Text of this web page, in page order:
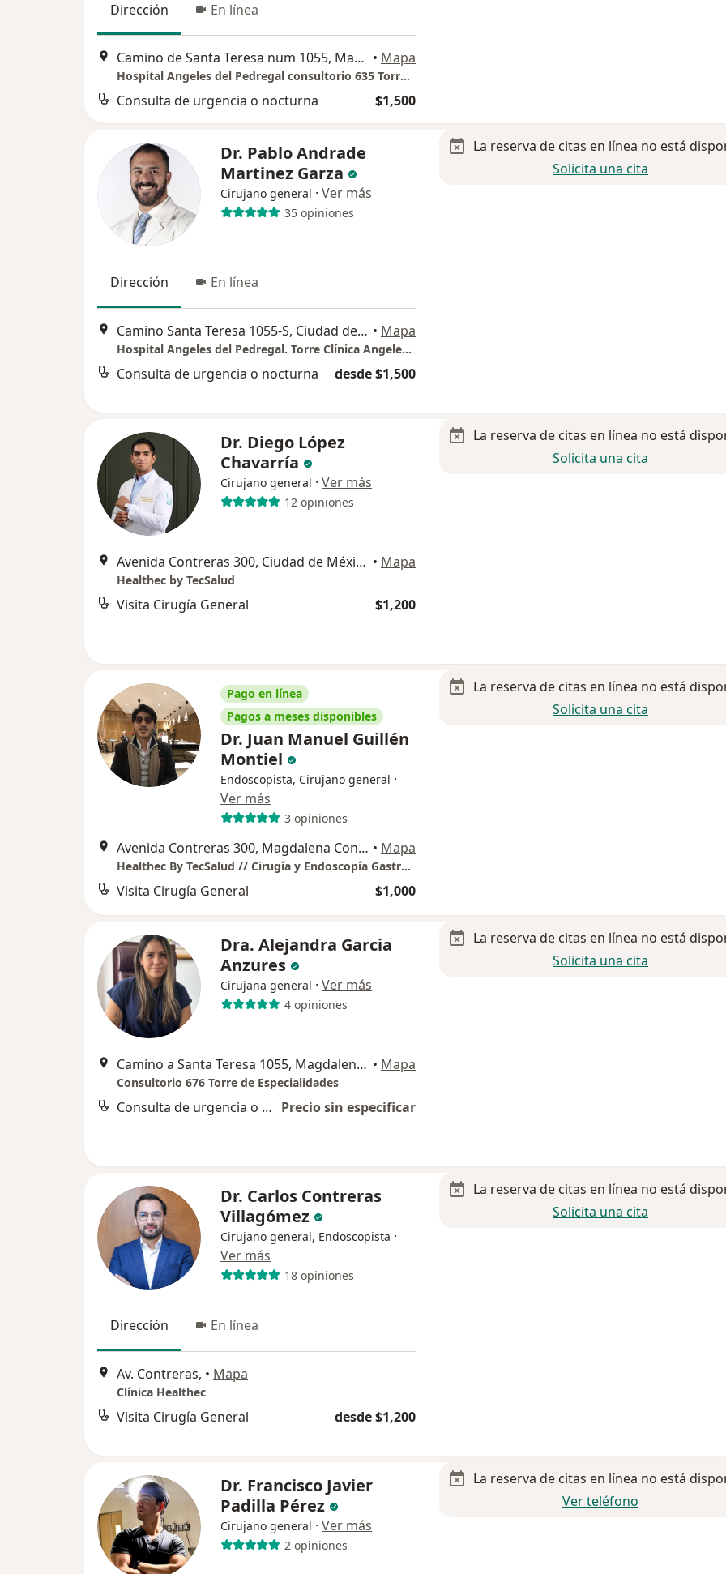
Dirección En línea
Camino de Santa Teresa num 1055, Magdalena Contreras • Mapa
Hospital Angeles del Pedregal consultorio 635 Torre Angeles.
Consulta de urgencia o nocturna $1,500
Dr. Pablo Andrade
Martinez Garza
Cirujano general · Ver más
35 opiniones
Dirección En línea
Camino Santa Teresa 1055-S, Ciudad de México • Mapa
Hospital Angeles del Pedregal. Torre Clínica Angeles , Consultorio 1086-A
Consulta de urgencia o nocturna desde $1,500
La reserva de citas en línea no está
Solicita una cita
Dr. Diego López
Chavarría
Cirujano general · Ver más
12 opiniones
Avenida Contreras 300, Ciudad de México • Mapa
Healthec by TecSalud
Visita Cirugía General $1,200
La reserva de citas en línea no está
Solicita una cita
Pago en línea
Pagos a meses disponibles
Dr. Juan Manuel Guillén
Montiel
Endoscopista, Cirujano general ·
Ver más
3 opiniones
Avenida Contreras 300, Magdalena Contreras • Mapa
Healthec By TecSalud // Cirugía y Endoscopía Gastrointestinal
Visita Cirugía General $1,000
La reserva de citas en línea no está
Solicita una cita
Dra. Alejandra Garcia
Anzures
Cirujana general · Ver más
4 opiniones
Camino a Santa Teresa 1055, Magdalena Contreras • Mapa
Consultorio 676 Torre de Especialidades
Consulta de urgencia o nocturna Precio sin especificar
La reserva de citas en línea no está
Solicita una cita
Dr. Carlos Contreras
Villagómez
Cirujano general, Endoscopista ·
Ver más
18 opiniones
Dirección En línea
Av. Contreras, • Mapa
Clínica Healthec
Visita Cirugía General desde $1,200
La reserva de citas en línea no está
Solicita una cita
Dr. Francisco Javier
Padilla Pérez
Cirujano general · Ver más
2 opiniones
La reserva de citas en línea no está
Ver teléfono